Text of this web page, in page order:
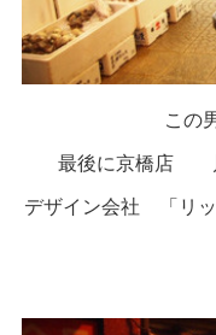
この
最後に京橋店
デザイン会社 「